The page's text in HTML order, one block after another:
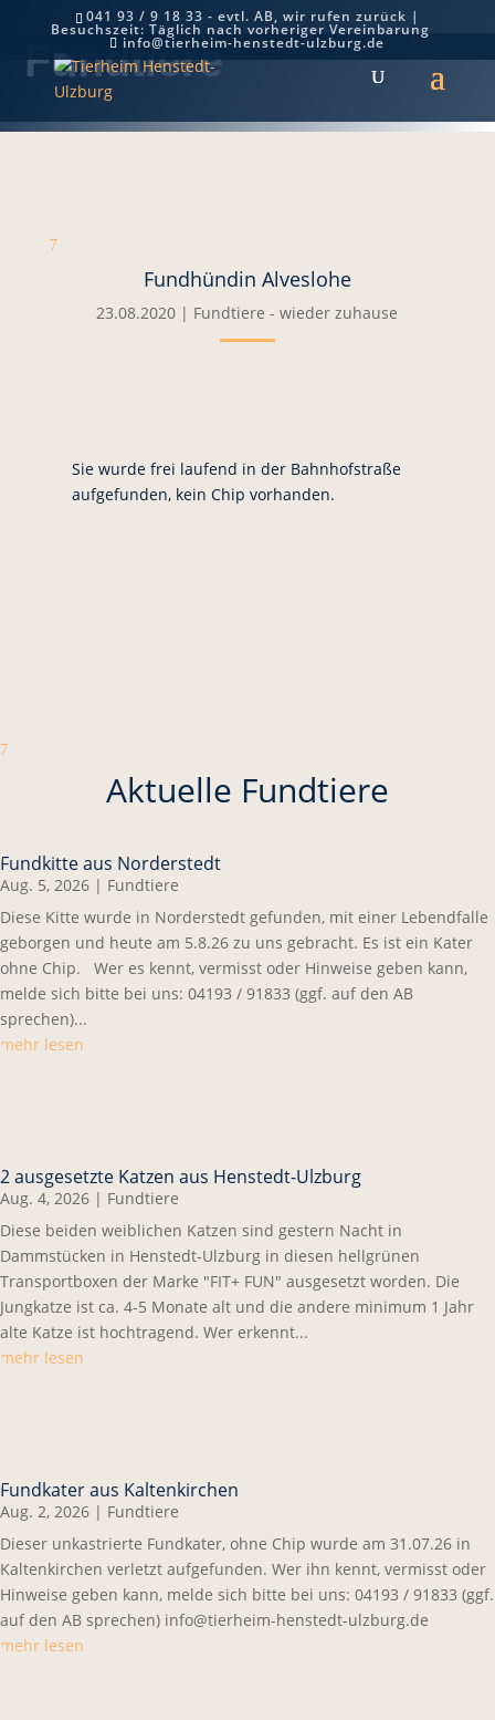
041 93 / 9 18 33 - evtl. AB, wir rufen zurück |
Besuchszeit: Täglich nach vorheriger Vereinbarung
info@tierheim-henstedt-ulzburg.de
Fundtiere
7
Fundhündin Alveslohe
23.08.2020 | Fundtiere - wieder zuhause
Sie wurde frei laufend in der Bahnhofstraße
aufgefunden, kein Chip vorhanden.
7
Aktuelle Fundtiere
Fundkitte aus Norderstedt
Aug. 5, 2026 | Fundtiere
Diese Kitte wurde in Norderstedt gefunden, mit einer Lebendfalle
geborgen und heute am 5.8.26 zu uns gebracht. Es ist ein Kater
ohne Chip. Wer es kennt, vermisst oder Hinweise geben kann,
melde sich bitte bei uns: 04193 / 91833 (ggf. auf den AB
sprechen)...
mehr lesen
2 ausgesetzte Katzen aus Henstedt-Ulzburg
Aug. 4, 2026 | Fundtiere
Diese beiden weiblichen Katzen sind gestern Nacht in
Dammstücken in Henstedt-Ulzburg in diesen hellgrünen
Transportboxen der Marke "FIT+ FUN" ausgesetzt worden. Die
Jungkatze ist ca. 4-5 Monate alt und die andere minimum 1 Jahr
alte Katze ist hochtragend. Wer erkennt...
mehr lesen
Fundkater aus Kaltenkirchen
Aug. 2, 2026 | Fundtiere
Dieser unkastrierte Fundkater, ohne Chip wurde am 31.07.26 in
Kaltenkirchen verletzt aufgefunden. Wer ihn kennt, vermisst oder
Hinweise geben kann, melde sich bitte bei uns: 04193 / 91833 (ggf.
auf den AB sprechen) info@tierheim-henstedt-ulzburg.de
mehr lesen